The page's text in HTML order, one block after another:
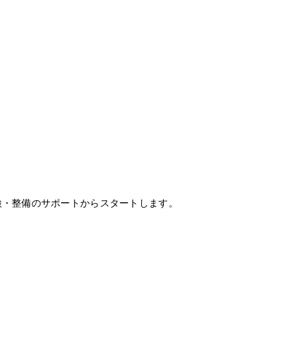
整備のサポートからスタートします。